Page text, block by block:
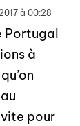
à 00:28
Portugal
à
pour